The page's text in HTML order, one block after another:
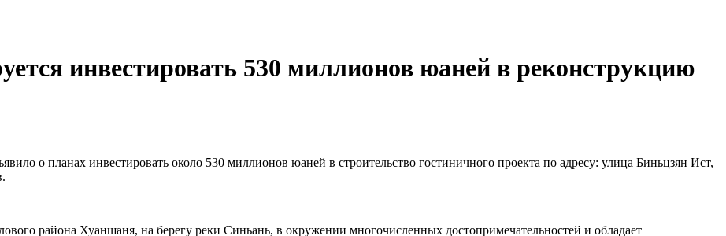
инвестировать 530 миллионов юаней в реконструкцию
о планах инвестировать около 530 миллионов юаней в строительство гостиничного проекта по адресу: улица Биньцзян Ист,
района Хуаншаня, на берегу реки Синьань, в окружении многочисленных достопримечательностей и обладает